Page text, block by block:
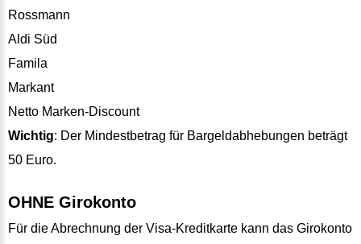
Rossmann
Aldi Süd
Famila
Markant
Netto Marken-Discount
Wichtig: Der Mindestbetrag für Bargeldabhebungen beträgt
50 Euro.
OHNE Girokonto
Für die Abrechnung der Visa-Kreditkarte kann das Girokonto